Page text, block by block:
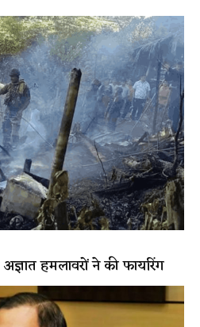
हमलावरों ने की फायरिंग